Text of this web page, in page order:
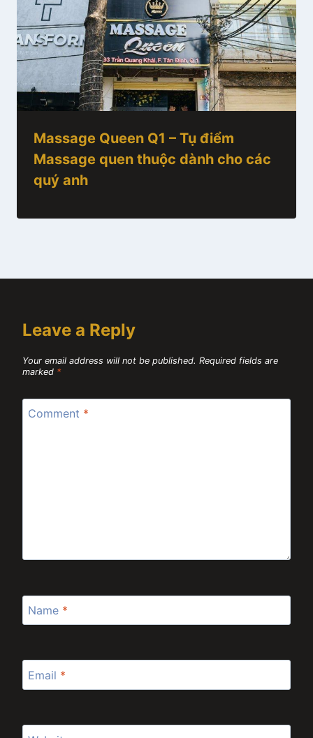
Massage Queen Q1 – Tụ điểm
Massage quen thuộc dành cho các
quý anh
Leave a Reply
Your email address will not be published. Required fields are
marked *
Comment *
Name *
Email *